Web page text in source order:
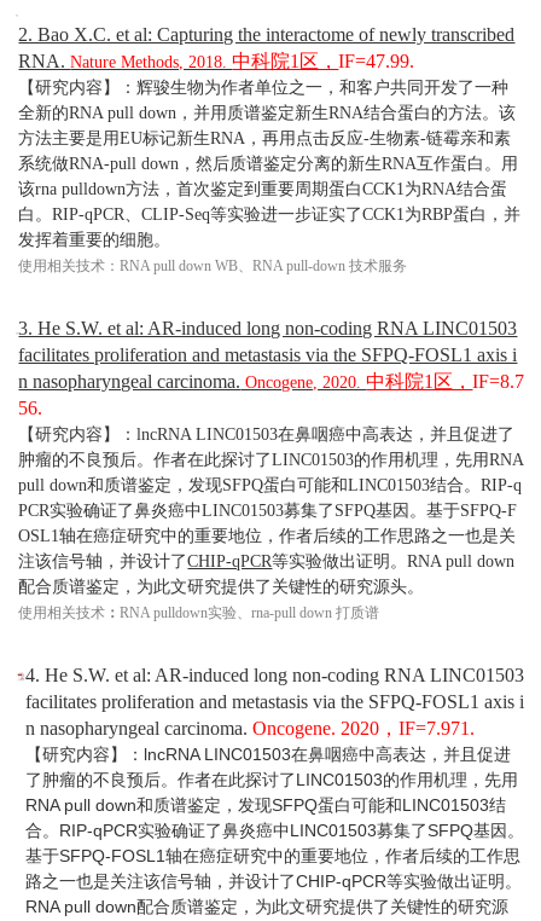
2. Bao X.C. et al: Capturing the interactome of newly transcribed
RNA.Nature Methods, 2018.中科院1区，IF=47.99.
【研究内容】：辉骏生物为作者单位之一，和客户共同开发了一种
全新的RNA pull down，并用质谱鉴定新生RNA结合蛋白的方法。该
方法主要是用EU标记新生RNA，再用点击反应-生物素-链霉亲和素
系统做RNA-pull down，然后质谱鉴定分离的新生RNA互作蛋白。用
该rna pulldown方法，首次鉴定到重要周期蛋白CCK1为RNA结合蛋
白。RIP-qPCR、CLIP-Seq等实验进一步证实了CCK1为RBP蛋白，并
发挥着重要的细胞。
使用相关技术：RNA pull down WB、RNA pull-down 技术服务
3. He S.W. et al: AR-induced long non-coding RNA LINC01503
facilitates proliferation and metastasis via the SFPQ-FOSL1 axis i
n nasopharyngeal carcinoma. Oncogene, 2020.中科院1区，IF=8.7
56.
【研究内容】：lncRNA LINC01503在鼻咽癌中高表达，并且促进了
肿瘤的不良预后。作者在此探讨了LINC01503的作用机理，先用RNA
pull down和质谱鉴定，发现SFPQ蛋白可能和LINC01503结合。RIP-q
PCR实验确证了鼻炎癌中LINC01503募集了SFPQ基因。基于SFPQ-F
OSL1轴在癌症研究中的重要地位，作者后续的工作思路之一也是关
注该信号轴，并设计了CHIP-qPCR等实验做出证明。RNA pull down
配合质谱鉴定，为此文研究提供了关键性的研究源头。
使用相关技术 ：RNA pulldown实验、rna-pull down 打质谱
4. He S.W. et al: AR-induced long non-coding RNA LINC01503
facilitates proliferation and metastasis via the SFPQ-FOSL1 axis i
n nasopharyngeal carcinoma. Oncogene. 2020，IF=7.971.
【研究内容】：lncRNA LINC01503在鼻咽癌中高表达，并且促进
了肿瘤的不良预后。作者在此探讨了LINC01503的作用机理，先用
RNA pull down和质谱鉴定，发现SFPQ蛋白可能和LINC01503结
合。RIP-qPCR实验确证了鼻炎癌中LINC01503募集了SFPQ基因。
基于SFPQ-FOSL1轴在癌症研究中的重要地位，作者后续的工作思
路之一也是关注该信号轴，并设计了CHIP-qPCR等实验做出证明。
RNA pull down配合质谱鉴定，为此文研究提供了关键性的研究源